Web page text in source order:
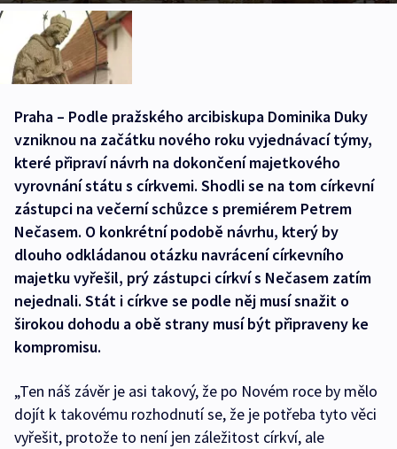
Praha – Podle pražského arcibiskupa Dominika Duky
vzniknou na začátku nového roku vyjednávací týmy,
které připraví návrh na dokončení majetkového
vyrovnání státu s církvemi. Shodli se na tom církevní
zástupci na večerní schůzce s premiérem Petrem
Nečasem. O konkrétní podobě návrhu, který by
dlouho odkládanou otázku navrácení církevního
majetku vyřešil, prý zástupci církví s Nečasem zatím
nejednali. Stát i církve se podle něj musí snažit o
širokou dohodu a obě strany musí být připraveny ke
kompromisu.
„Ten náš závěr je asi takový, že po Novém roce by mělo
dojít k takovému rozhodnutí se, že je potřeba tyto věci
vyřešit, protože to není jen záležitost církví, ale